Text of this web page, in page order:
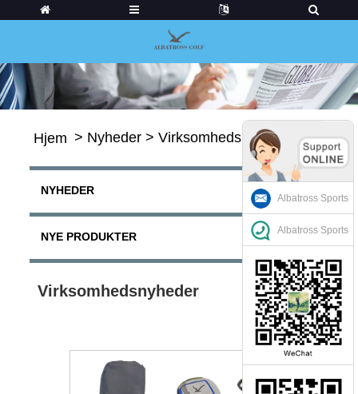
Hjem > Nyheder > Virksomhedsnyheder
NYHEDER
NYE PRODUKTER
Virksomhedsnyheder
Albatross Sports
Albatross Sports